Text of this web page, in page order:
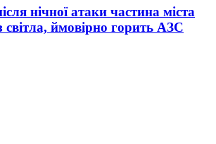
нічної атаки частина міста
світла, ймовірно горить АЗС